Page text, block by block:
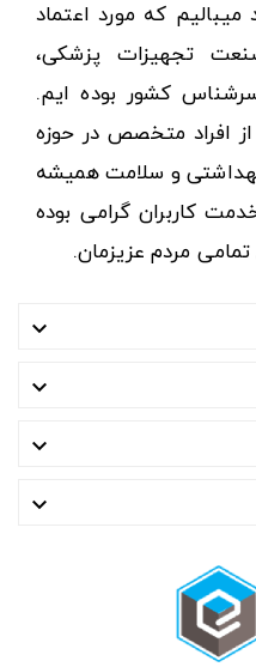
میبالیم که مورد اعتماد
تجهیزات پزشکی،
کشور بوده ایم.
افراد متخصص در حوزه
و سلامت همیشه
کاربران گرامی بوده
مردم عزیزمان.



